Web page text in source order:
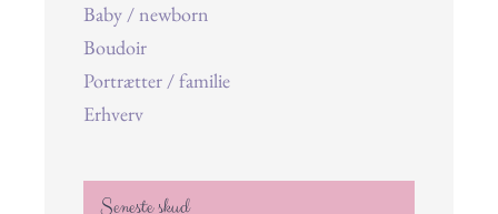
Baby / newborn
Boudoir
Portrætter / familie
Erhverv
Seneste skud